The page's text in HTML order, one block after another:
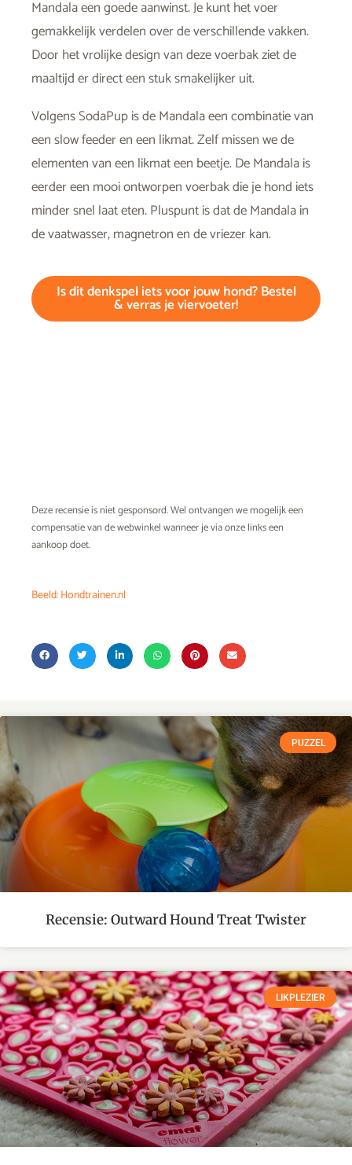
Mandala een goede aanwinst. Je kunt het voer
gemakkelijk verdelen over de verschillende vakken.
Door het vrolijke design van deze voerbak ziet de
maaltijd er direct een stuk smakelijker uit.
Volgens SodaPup is de Mandala een combinatie van
een slow feeder en een likmat. Zelf missen we de
elementen van een likmat een beetje. De Mandala is
eerder een mooi ontworpen voerbak die je hond iets
minder snel laat eten. Pluspunt is dat de Mandala in
de vaatwasser, magnetron en de vriezer kan.
Is dit denkspel iets voor jouw hond? Bestel
& verras je viervoeter!
Deze recensie is niet gesponsord. Wel ontvangen we mogelijk een
compensatie van de webwinkel wanneer je via onze links een
aankoop doet.
Beeld: Hondtrainen.nl
PUZZEL
Recensie: Outward Hound Treat Twister
LIKPLEZIER